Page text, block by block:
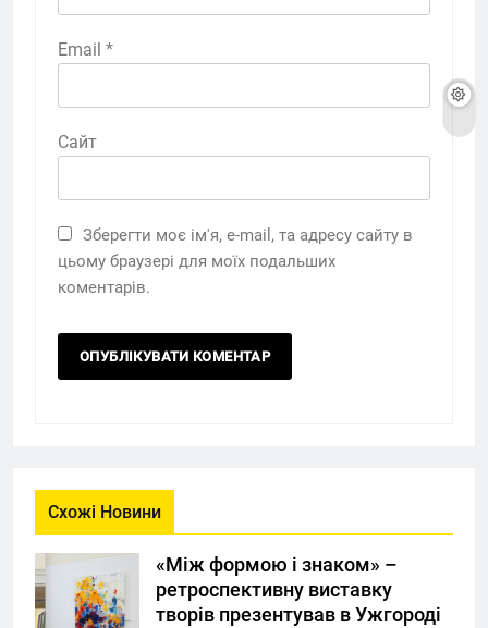
Email *
Сайт
Зберегти моє ім'я, e-mail, та адресу сайту в
цьому браузері для моїх подальших
коментарів.
Схожі Новини
«Між формою і знаком» –
ретроспективну виставку
творів презентував в Ужгороді